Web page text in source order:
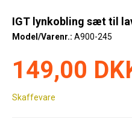
Restsalg
IGT lynkobling sæt til
Model/Varenr.: A900-245
149,00
Skaffevare